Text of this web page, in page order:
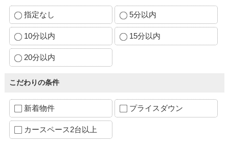
指定なし 5分以内
10分以内 15分以内
20分以内
こだわりの条件
新着物件 プライスダウン
カースペース2台以上